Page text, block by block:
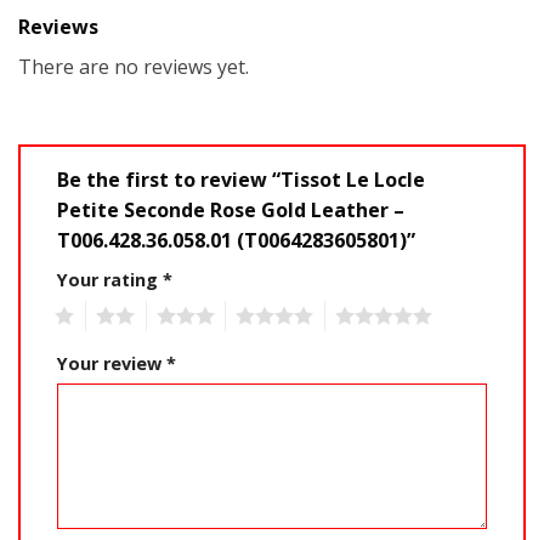
Reviews
There are no reviews yet.
Be the first to review “Tissot Le Locle
Petite Seconde Rose Gold Leather –
T006.428.36.058.01 (T0064283605801)”
Your rating *
Your review *